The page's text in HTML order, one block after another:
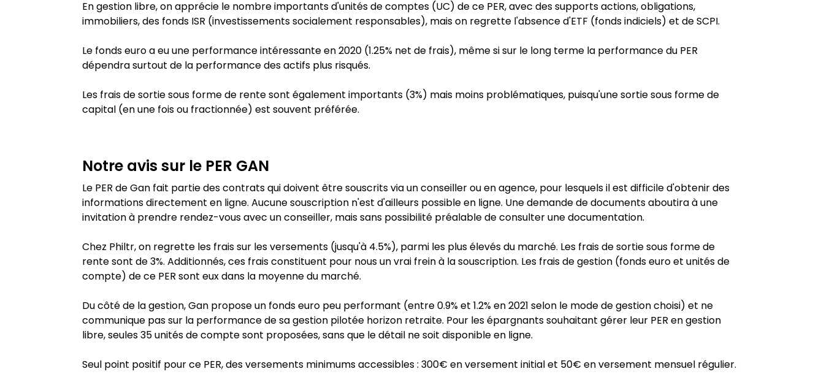
En gestion libre, on apprécie le nombre importants d'unités de comptes (UC) de ce PER, avec des supports actions, obligations,
immobiliers, des fonds ISR (investissements socialement responsables), mais on regrette l'absence d'ETF (fonds indiciels) et de SCPI.
Le fonds euro a eu une performance intéressante en 2020 (1.25% net de frais), même si sur le long terme la performance du PER
dépendra surtout de la performance des actifs plus risqués.
Les frais de sortie sous forme de rente sont également importants (3%) mais moins problématiques, puisqu'une sortie sous forme de
capital (en une fois ou fractionnée) est souvent préférée.
Notre avis sur le PER GAN
Le PER de Gan fait partie des contrats qui doivent être souscrits via un conseiller ou en agence, pour lesquels il est difficile d'obtenir des
informations directement en ligne. Aucune souscription n'est d'ailleurs possible en ligne. Une demande de documents aboutira à une
invitation à prendre rendez-vous avec un conseiller, mais sans possibilité préalable de consulter une documentation.
Chez Philtr, on regrette les frais sur les versements (jusqu'à 4.5%), parmi les plus élevés du marché. Les frais de sortie sous forme de
rente sont de 3%. Additionnés, ces frais constituent pour nous un vrai frein à la souscription. Les frais de gestion (fonds euro et unités de
compte) de ce PER sont eux dans la moyenne du marché.
Du côté de la gestion, Gan propose un fonds euro peu performant (entre 0.9% et 1.2% en 2021 selon le mode de gestion choisi) et ne
communique pas sur la performance de sa gestion pilotée horizon retraite. Pour les épargnants souhaitant gérer leur PER en gestion
libre, seules 35 unités de compte sont proposées, sans que le détail ne soit disponible en ligne.
Seul point positif pour ce PER, des versements minimums accessibles : 300€ en versement initial et 50€ en versement mensuel régulier.